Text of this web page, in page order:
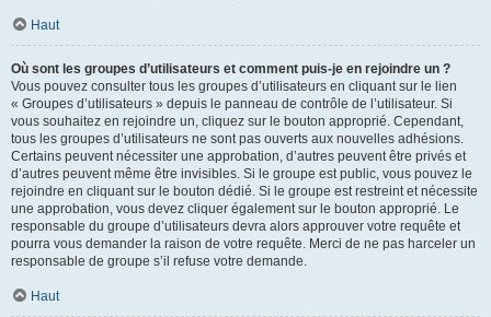
Haut
Où sont les groupes d’utilisateurs et comment puis-je en rejoindre un ?
Vous pouvez consulter tous les groupes d’utilisateurs en cliquant sur le lien
« Groupes d’utilisateurs » depuis le panneau de contrôle de l’utilisateur. Si
vous souhaitez en rejoindre un, cliquez sur le bouton approprié. Cependant,
tous les groupes d’utilisateurs ne sont pas ouverts aux nouvelles adhésions.
Certains peuvent nécessiter une approbation, d’autres peuvent être privés et
d’autres peuvent même être invisibles. Si le groupe est public, vous pouvez le
rejoindre en cliquant sur le bouton dédié. Si le groupe est restreint et nécessite
une approbation, vous devez cliquer également sur le bouton approprié. Le
responsable du groupe d’utilisateurs devra alors approuver votre requête et
pourra vous demander la raison de votre requête. Merci de ne pas harceler un
responsable de groupe s’il refuse votre demande.
Haut